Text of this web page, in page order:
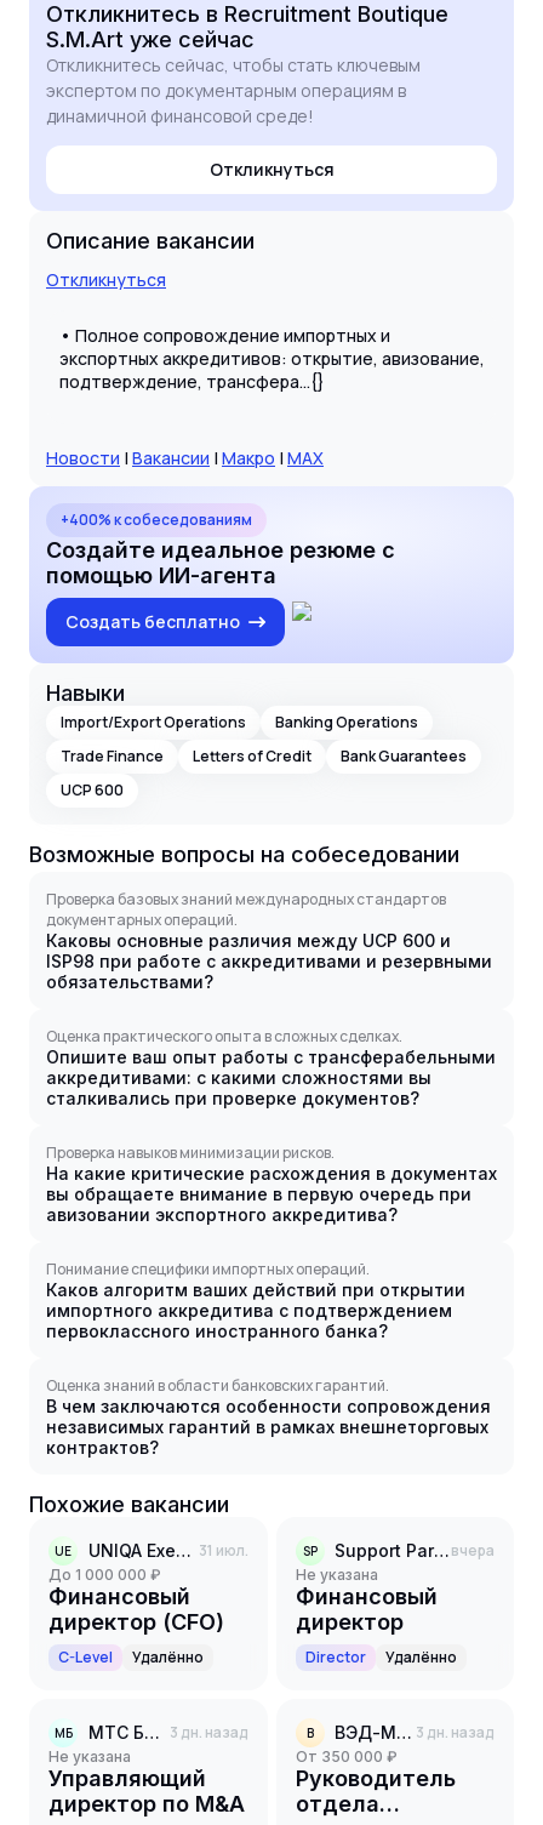
Откликнитесь в Recruitment Boutique
S.M.Art уже сейчас
Откликнитесь сейчас, чтобы стать ключевым
экспертом по документарным операциям в
динамичной финансовой среде!
Откликнуться
Описание вакансии
Откликнуться
• Полное сопровождение импортных и
экспортных аккредитивов: открытие, авизование,
подтверждение, трансфера...{}
Новости | Вакансии | Макро | MAX
+400% к собеседованиям
Создайте идеальное резюме с
помощью ИИ-агента
Создать бесплатно
Навыки
Import/Export Operations
Banking Operations
Trade Finance
Letters of Credit
Bank Guarantees
UCP 600
Возможные вопросы на собеседовании
Проверка базовых знаний международных стандартов
документарных операций.
Каковы основные различия между UCP 600 и
ISP98 при работе с аккредитивами и резервными
обязательствами?
Оценка практического опыта в сложных сделках.
Опишите ваш опыт работы с трансферабельными
аккредитивами: с какими сложностями вы
сталкивались при проверке документов?
Проверка навыков минимизации рисков.
На какие критические расхождения в документах
вы обращаете внимание в первую очередь при
авизовании экспортного аккредитива?
Понимание специфики импортных операций.
Каков алгоритм ваших действий при открытии
импортного аккредитива с подтверждением
первоклассного иностранного банка?
Оценка знаний в области банковских гарантий.
В чем заключаются особенности сопровождения
независимых гарантий в рамках внешнеторговых
контрактов?
Похожие вакансии
UE UNIQA Executive Search 31 июл.
до 1 000 000 ₽
Финансовый
директор (CFO)
C-Level Удалённо
SP Support Partnersвчера
Не указана
Финансовый
директор
Director Удалённо
МБ МТС Банк 3 дн. назад
Не указана
Управляющий
директор по M&A
В ВЭД-МАСТЕР 3 дн. назад
от 350 000 ₽
Руководитель
отдела